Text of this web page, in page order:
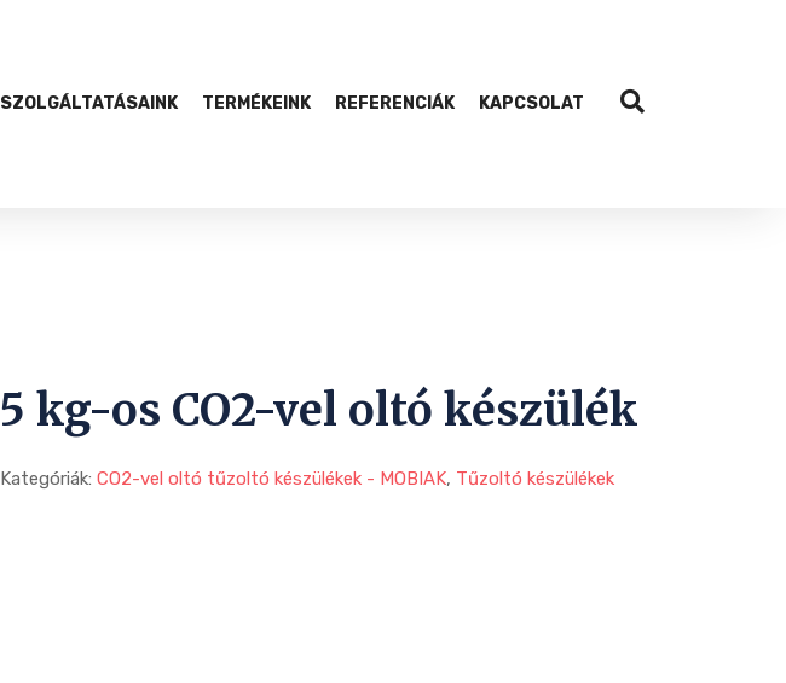
SZOLGÁLTATÁSAINK TERMÉKEINK REFERENCIÁK KAPCSOLAT
5 kg-os CO2-vel oltó készülék
Kategóriák:CO2-vel oltó tűzoltó készülékek - MOBIAK, Tűzoltó készülékek